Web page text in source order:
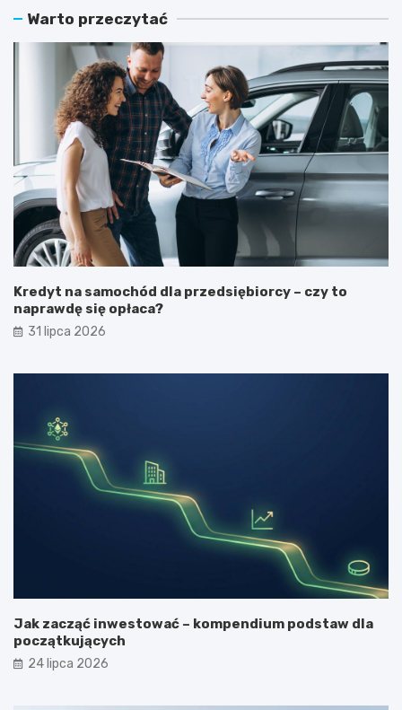
Warto przeczytać
Kredyt na samochód dla przedsiębiorcy – czy to
naprawdę się opłaca?
31 lipca 2026
Jak zacząć inwestować – kompendium podstaw dla
początkujących
24 lipca 2026